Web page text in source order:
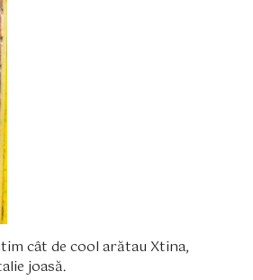
cât de cool arătau Xtina,
joasă.